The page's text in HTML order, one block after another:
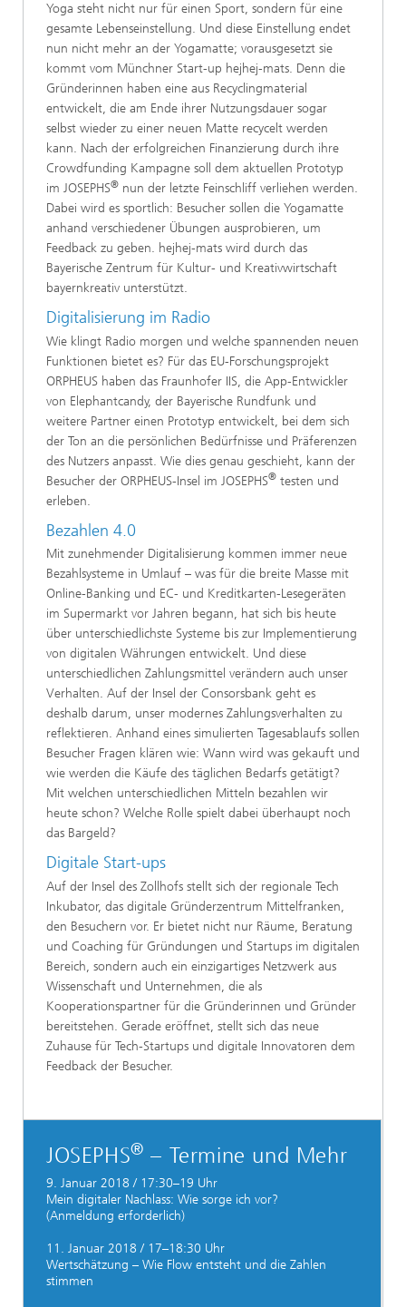
Yoga steht nicht nur für einen Sport, sondern für eine
gesamte Lebenseinstellung. Und diese Einstellung endet
nun nicht mehr an der Yogamatte; vorausgesetzt sie
kommt vom Münchner Start-up hejhej-mats. Denn die
Gründerinnen haben eine aus Recyclingmaterial
entwickelt, die am Ende ihrer Nutzungsdauer sogar
selbst wieder zu einer neuen Matte recycelt werden
kann. Nach der erfolgreichen Finanzierung durch ihre
Crowdfunding Kampagne soll dem aktuellen Prototyp
im JOSEPHS® nun der letzte Feinschliff verliehen werden.
Dabei wird es sportlich: Besucher sollen die Yogamatte
anhand verschiedener Übungen ausprobieren, um
Feedback zu geben. hejhej-mats wird durch das
Bayerische Zentrum für Kultur- und Kreativwirtschaft
bayernkreativ unterstützt.
Digitalisierung im Radio
Wie klingt Radio morgen und welche spannenden neuen
Funktionen bietet es? Für das EU-Forschungsprojekt
ORPHEUS haben das Fraunhofer IIS, die App-Entwickler
von Elephantcandy, der Bayerische Rundfunk und
weitere Partner einen Prototyp entwickelt, bei dem sich
der Ton an die persönlichen Bedürfnisse und Präferenzen
des Nutzers anpasst. Wie dies genau geschieht, kann der
Besucher der ORPHEUS-Insel im JOSEPHS® testen und
erleben.
Bezahlen 4.0
Mit zunehmender Digitalisierung kommen immer neue
Bezahlsysteme in Umlauf – was für die breite Masse mit
Online-Banking und EC- und Kreditkarten-Lesegeräten
im Supermarkt vor Jahren begann, hat sich bis heute
über unterschiedlichste Systeme bis zur Implementierung
von digitalen Währungen entwickelt. Und diese
unterschiedlichen Zahlungsmittel verändern auch unser
Verhalten. Auf der Insel der Consorsbank geht es
deshalb darum, unser modernes Zahlungsverhalten zu
reflektieren. Anhand eines simulierten Tagesablaufs sollen
Besucher Fragen klären wie: Wann wird was gekauft und
wie werden die Käufe des täglichen Bedarfs getätigt?
Mit welchen unterschiedlichen Mitteln bezahlen wir
heute schon? Welche Rolle spielt dabei überhaupt noch
das Bargeld?
Digitale Start-ups
Auf der Insel des Zollhofs stellt sich der regionale Tech
Inkubator, das digitale Gründerzentrum Mittelfranken,
den Besuchern vor. Er bietet nicht nur Räume, Beratung
und Coaching für Gründungen und Startups im digitalen
Bereich, sondern auch ein einzigartiges Netzwerk aus
Wissenschaft und Unternehmen, die als
Kooperationspartner für die Gründerinnen und Gründer
bereitstehen. Gerade eröffnet, stellt sich das neue
Zuhause für Tech-Startups und digitale Innovatoren dem
Feedback der Besucher.
JOSEPHS® – Termine und Mehr
9. Januar 2018 / 17:30–19 Uhr
Mein digitaler Nachlass: Wie sorge ich vor?
(Anmeldung erforderlich)
11. Januar 2018 / 17–18:30 Uhr
Wertschätzung – Wie Flow entsteht und die Zahlen
stimmen